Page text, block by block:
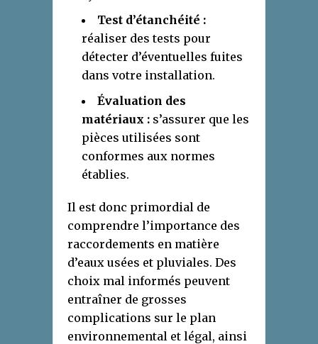
Test d’étanchéité :
réaliser des tests pour
détecter d’éventuelles fuites
dans votre installation.
Évaluation des
matériaux : s’assurer que les
pièces utilisées sont
conformes aux normes
établies.
Il est donc primordial de
comprendre l’importance des
raccordements en matière
d’eaux usées et pluviales. Des
choix mal informés peuvent
entraîner de grosses
complications sur le plan
environnemental et légal, ainsi